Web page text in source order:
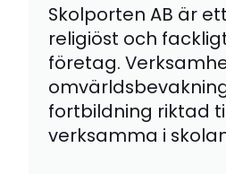
Skolporten AB är
religiöst och
företag.
fortbildning riktad
verksamma i